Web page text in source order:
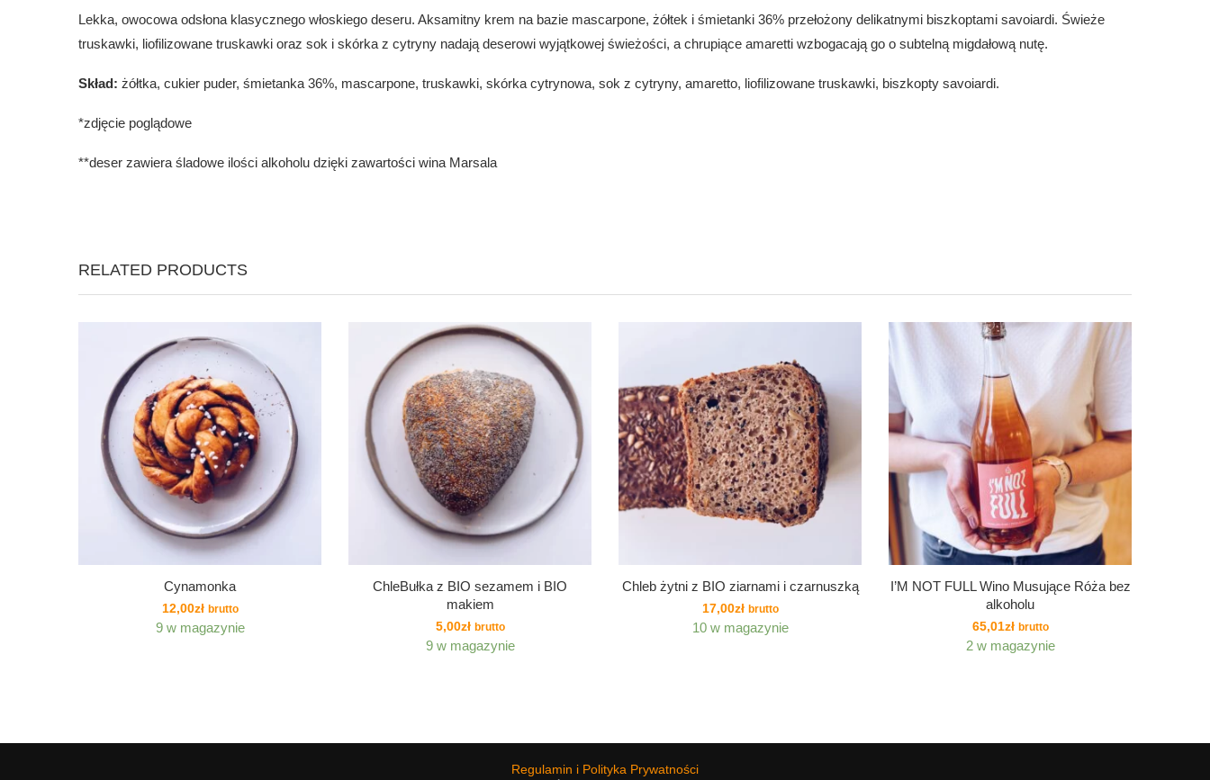
Lekka, owocowa odsłona klasycznego włoskiego deseru. Aksamitny krem na bazie mascarpone, żółtek i śmietanki 36% przełożony delikatnymi biszkoptami savoiardi. Świeże
truskawki, liofilizowane truskawki oraz sok i skórka z cytryny nadają deserowi wyjątkowej świeżości, a chrupiące amaretti wzbogacają go o subtelną migdałową nutę.
Skład: żółtka, cukier puder, śmietanka 36%, mascarpone, truskawki, skórka cytrynowa, sok z cytryny, amaretto, liofilizowane truskawki, biszkopty savoiardi.
*zdjęcie poglądowe
**deser zawiera śladowe ilości alkoholu dzięki zawartości wina Marsala
RELATED PRODUCTS
Cynamonka
12,00zł brutto
9 w magazynie
ChleBułka z BIO sezamem i BIO
makiem
5,00zł brutto
9 w magazynie
Chleb żytni z BIO ziarnami i czarnuszką
17,00zł brutto
10 w magazynie
I’M NOT FULL Wino Musujące Róża bez
alkoholu
65,01zł brutto
2 w magazynie
Regulamin i Polityka Prywatności